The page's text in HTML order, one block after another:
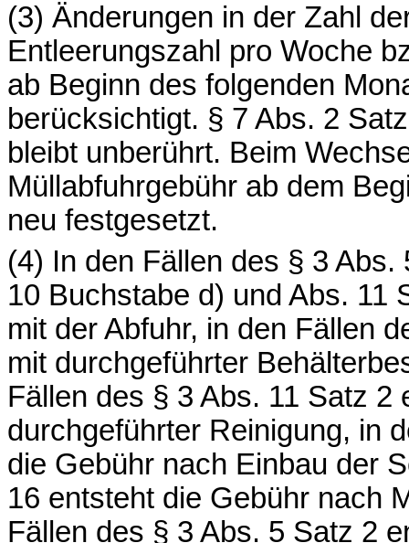
(3) Änderungen in der Zahl
Entleerungszahl pro Woche
ab Beginn des folgenden
berücksichtigt. § 7 Abs. 2
bleibt unberührt. Beim
Müllabfuhrgebühr ab dem
neu festgesetzt.
(4) In den Fällen des § 3
10 Buchstabe d) und Abs. 11
mit der Abfuhr, in den Fällen
mit durchgeführter
Fällen des § 3 Abs. 11 Satz 2
durchgeführter Reinigung, in
die Gebühr nach Einbau der
16 entsteht die Gebühr nach
Fällen des § 3 Abs. 5 Satz 2